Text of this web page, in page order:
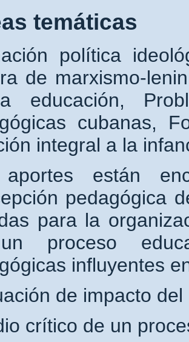
temáticas
política
de marxismo-
educación,
cubanas,
integral a la
están
pedagógica
para la
proceso
influyentes
de impacto
crítico de un